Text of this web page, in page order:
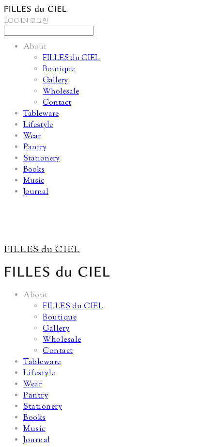
LOG IN 로그인
About
FILLES du CIEL
Boutique
Gallery
Wholesale
Contact
Tableware
Lifestyle
Wear
Pantry
Stationery
Books
Music
Journal
FILLES du CIEL
About
FILLES du CIEL
Boutique
Gallery
Wholesale
Contact
Tableware
Lifestyle
Wear
Pantry
Stationery
Books
Music
Journal